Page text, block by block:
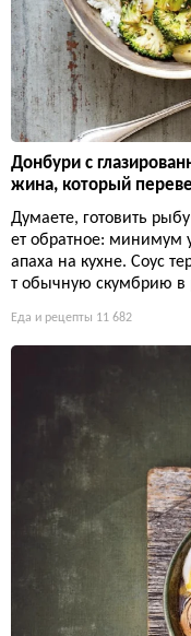
Донбури с
жина, который
Думаете, готовить
ет обратное: минимум
апаха на кухне. Соус
т обычную скумбрию в
Еда и рецепты 11 682